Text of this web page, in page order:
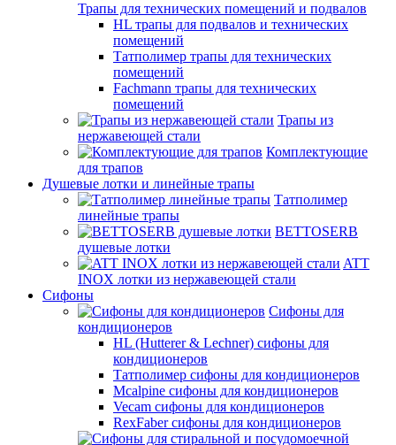
Трапы для технических помещений и подвалов
HL трапы для подвалов и технических
помещений
Татполимер трапы для технических
помещений
Fachmann трапы для технических
помещений
Трапы из
нержавеющей стали
Комплектующие
для трапов
Душевые лотки и линейные трапы
Татполимер
линейные трапы
BETTOSERB
душевые лотки
ATT
INOX лотки из нержавеющей стали
Сифоны
Сифоны для
кондиционеров
HL (Hutterer & Lechner) сифоны для
кондиционеров
Татполимер сифоны для кондиционеров
Mcalpine сифоны для кондиционеров
Vecam сифоны для кондиционеров
RexFaber сифоны для кондиционеров